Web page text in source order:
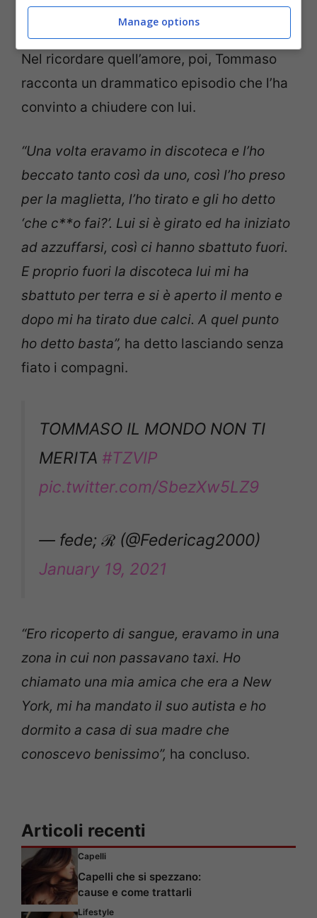
crisi dovuta al prolungamento del Grande
Fratello Vip 2020, ha ritrovato la serenità.
Nel ricordare quell’amore, poi, Tommaso
racconta un drammatico episodio che l’ha
convinto a chiudere con lui.
“Una volta eravamo in discoteca e l’ho
beccato tanto così da uno, così l’ho preso
per la maglietta, l’ho tirato e gli ho detto
‘che c**o fai?’. Lui si è girato ed ha iniziato
ad azzuffarsi, così ci hanno sbattuto fuori.
E proprio fuori la discoteca lui mi ha
sbattuto per terra e si è aperto il mento e
dopo mi ha tirato due calci. A quel punto
ho detto basta”, ha detto lasciando senza
fiato i compagni.
TOMMASO IL MONDO NON TI
MERITA #TZVIP
pic.twitter.com/SbezXw5LZ9
— fede; ℛ (@Federicag2000)
January 19, 2021
“Ero ricoperto di sangue, eravamo in una
zona in cui non passavano taxi. Ho
chiamato una mia amica che era a New
York, mi ha mandato il suo autista e ho
dormito a casa di sua madre che
conoscevo benissimo”, ha concluso.
Articoli recenti
Capelli
Capelli che si spezzano:
cause e come trattarli
Lifestyle
Manage options